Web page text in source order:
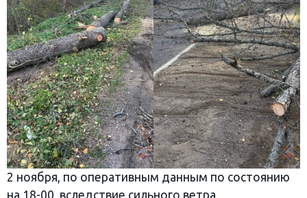
2 ноября, по оперативным данным по состоянию
на 18-00, вследствие сильного ветра